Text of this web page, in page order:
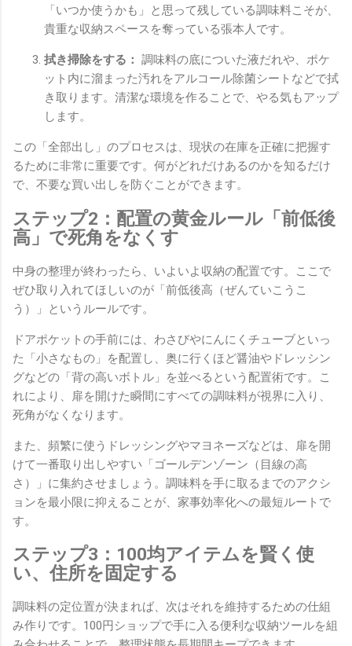
「いつか使うかも」と思って残している調味料こそが、
貴重な収納スペースを奪っている張本人です。
拭き掃除をする： 調味料の底についた液だれや、ポケ
ット内に溜まった汚れをアルコール除菌シートなどで拭
き取ります。清潔な環境を作ることで、やる気もアップ
します。
この「全部出し」のプロセスは、現状の在庫を正確に把握す
るために非常に重要です。何がどれだけあるのかを知るだけ
で、不要な買い出しを防ぐことができます。
ステップ2：配置の黄金ルール「前低後
高」で死角をなくす
中身の整理が終わったら、いよいよ収納の配置です。ここで
ぜひ取り入れてほしいのが「前低後高（ぜんていこうこ
う）」というルールです。
ドアポケットの手前には、わさびやにんにくチューブといっ
た「小さなもの」を配置し、奥に行くほど醤油やドレッシン
グなどの「背の高いボトル」を並べるという配置術です。こ
れにより、扉を開けた瞬間にすべての調味料が視界に入り、
死角がなくなります。
また、頻繁に使うドレッシングやマヨネーズなどは、扉を開
けて一番取り出しやすい「ゴールデンゾーン（目線の高
さ）」に集約させましょう。調味料を手に取るまでのアクシ
ョンを最小限に抑えることが、家事効率化への最短ルートで
す。
ステップ3：100均アイテムを賢く使
い、住所を固定する
調味料の定位置が決まれば、次はそれを維持するための仕組
み作りです。100円ショップで手に入る便利な収納ツールを組